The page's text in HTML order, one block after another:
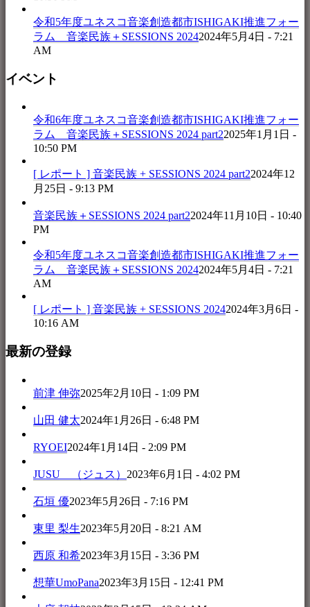
令和5年度ユネスコ音楽創造都市ISHIGAKI推進フォー
ラム 音楽民族＋SESSIONS 20242024年5月4日 - 7:21
AM
イベント
令和6年度ユネスコ音楽創造都市ISHIGAKI推進フォー
ラム 音楽民族＋SESSIONS 2024 part22025年1月1日 -
10:50 PM
[ レポート ] 音楽民族 + SESSIONS 2024 part22024年12
月25日 - 9:13 PM
音楽民族＋SESSIONS 2024 part22024年11月10日 - 10:40
PM
令和5年度ユネスコ音楽創造都市ISHIGAKI推進フォー
ラム 音楽民族＋SESSIONS 20242024年5月4日 - 7:21
AM
[ レポート ] 音楽民族 + SESSIONS 20242024年3月6日 -
10:16 AM
最新の登録
前津 伸弥2025年2月10日 - 1:09 PM
山田 健太2024年1月26日 - 6:48 PM
RYOEI2024年1月14日 - 2:09 PM
JUSU （ジュス） 2023年6月1日 - 4:02 PM
石垣 優2023年5月26日 - 7:16 PM
東里 梨生2023年5月20日 - 8:21 AM
西原 和希2023年3月15日 - 3:36 PM
想華UmoPana2023年3月15日 - 12:41 PM